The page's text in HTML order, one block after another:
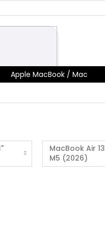
Apple MacBook / Mac
MacBook Air
M5 (2026)